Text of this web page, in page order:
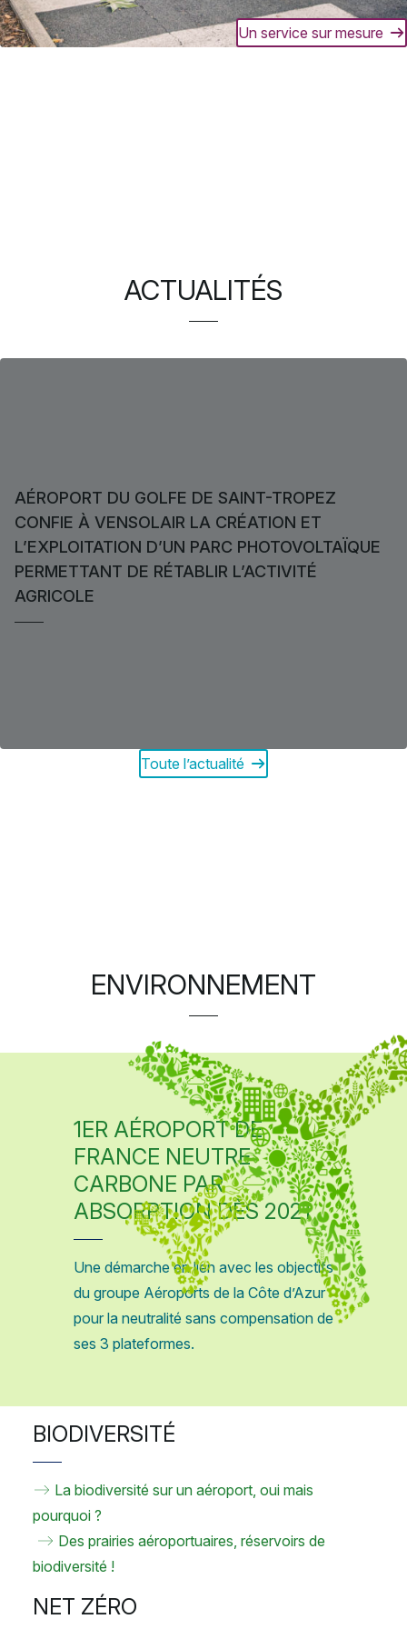
Un service sur mesure
ACTUALITÉS
AÉROPORT DU GOLFE DE SAINT-TROPEZ
CONFIE À VENSOLAIR LA CRÉATION ET
L’EXPLOITATION D’UN PARC PHOTOVOLTAÏQUE
PERMETTANT DE RÉTABLIR L’ACTIVITÉ
AGRICOLE
Toute l’actualité
ENVIRONNEMENT
1ER AÉROPORT DE
FRANCE NEUTRE
CARBONE PAR
ABSORPTION DÈS 2021
Une démarche en lien avec les objectifs
du groupe Aéroports de la Côte d’Azur
pour la neutralité sans compensation de
ses 3 plateformes.
BIODIVERSITÉ
La biodiversité sur un aéroport, oui mais
pourquoi ?
Des prairies aéroportuaires, réservoirs de
biodiversité !
NET ZÉRO